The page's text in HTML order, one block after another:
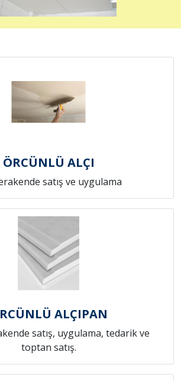
ÖRCÜNLÜ ALÇI
satış ve uygulama
ALÇIPAN
satış, uygulama, tedarik ve
toptan satış.